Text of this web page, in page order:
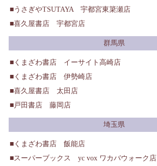
うさぎやTSUTAYA 宇都宮東簗瀬店
喜久屋書店 宇都宮店
群馬県
くまざわ書店 イーサイト高崎店
くまざわ書店 伊勢崎店
喜久屋書店 太田店
戸田書店 藤岡店
埼玉県
くまざわ書店 飯能店
スーパーブックス yc vox ワカバウォーク店